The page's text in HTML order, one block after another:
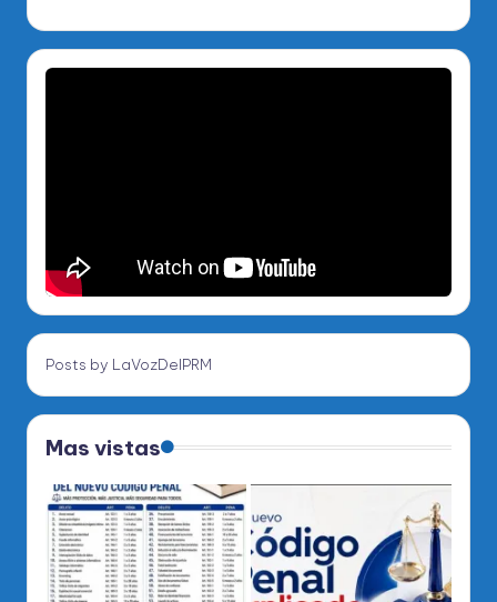
Posts by LaVozDelPRM
Mas vistas